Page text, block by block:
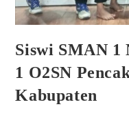
Siswi SMAN 1
1 O2SN
Kabupaten